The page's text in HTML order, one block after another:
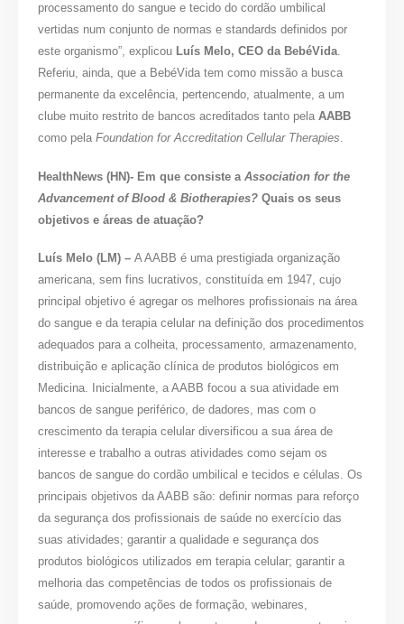
processamento do sangue e tecido do cordão umbilical
vertidas num conjunto de normas e standards definidos por
este organismo”, explicou Luís Melo, CEO da BebéVida.
Referiu, ainda, que a BebéVida tem como missão a busca
permanente da excelência, pertencendo, atualmente, a um
clube muito restrito de bancos acreditados tanto pelaAABB
como pelaFoundation for Accreditation Cellular Therapies.
HealthNews (HN)- Em que consiste a Association for the
Advancement of Blood & Biotherapies? Quais os seus
objetivos e áreas de atuação?
Luís Melo (LM) – A AABB é uma prestigiada organização
americana, sem fins lucrativos, constituída em 1947, cujo
principal objetivo é agregar os melhores profissionais na área
do sangue e da terapia celular na definição dos procedimentos
adequados para a colheita, processamento, armazenamento,
distribuição e aplicação clínica de produtos biológicos em
Medicina. Inicialmente, a AABB focou a sua atividade em
bancos de sangue periférico, de dadores, mas com o
crescimento da terapia celular diversificou a sua área de
interesse e trabalho a outras atividades como sejam os
bancos de sangue do cordão umbilical e tecidos e células. Os
principais objetivos da AABB são: definir normas para reforço
da segurança dos profissionais de saúde no exercício das
suas atividades; garantir a qualidade e segurança dos
produtos biológicos utilizados em terapia celular; garantir a
melhoria das competências de todos os profissionais de
saúde, promovendo ações de formação, webinares,